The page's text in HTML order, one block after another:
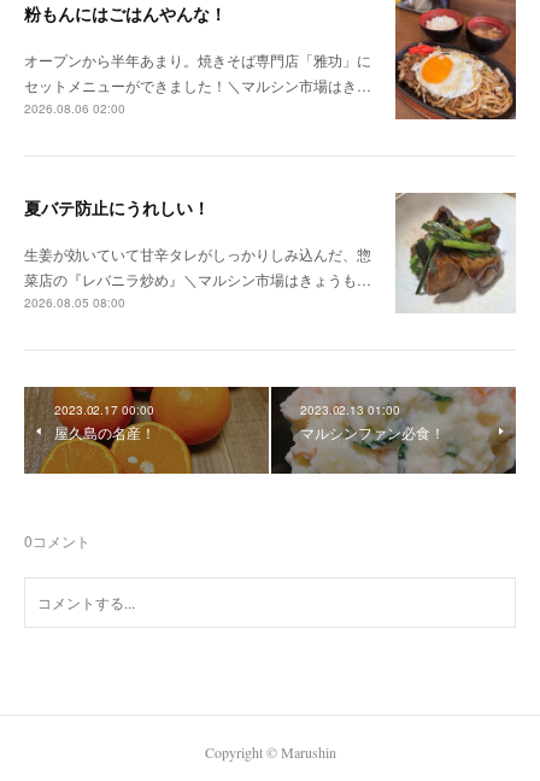
粉もんにはごはんやんな！
オープンから半年あまり。焼きそば専門店「雅功」に
セットメニューができました！＼マルシン市場はき…
2026.08.06 02:00
夏バテ防止にうれしい！
生姜が効いていて甘辛タレがしっかりしみ込んだ、惣
菜店の『レバニラ炒め』＼マルシン市場はきょうも…
2026.08.05 08:00
2023.02.17 00:00
屋久島の名産！
2023.02.13 01:00
マルシンファン必食！
0コメント
Copyright ©︎ Marushin